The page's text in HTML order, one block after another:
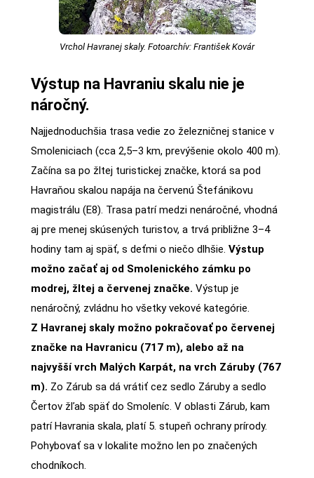
Vrchol Havranej skaly. Fotoarchív: František Kovár
Výstup na Havraniu skalu nie je
náročný.
Najjednoduchšia trasa vedie zo železničnej stanice v
Smoleniciach (cca 2,5–3 km, prevýšenie okolo 400 m).
Začína sa po žltej turistickej značke, ktorá sa pod
Havraňou skalou napája na červenú Štefánikovu
magistrálu (E8). Trasa patrí medzi nenáročné, vhodná
aj pre menej skúsených turistov, a trvá približne 3–4
hodiny tam aj späť, s deťmi o niečo dlhšie. Výstup
možno začať aj od Smolenického zámku po
modrej, žltej a červenej značke. Výstup je
nenáročný, zvládnu ho všetky vekové kategórie.
Z Havranej skaly možno pokračovať po červenej
značke na Havranicu (717 m), alebo až na
najvyšší vrch Malých Karpát, na vrch Záruby (767
m). Zo Zárub sa dá vrátiť cez sedlo Záruby a sedlo
Čertov žľab späť do Smoleníc. V oblasti Zárub, kam
patrí Havrania skala, platí 5. stupeň ochrany prírody.
Pohybovať sa v lokalite možno len po značených
chodníkoch.